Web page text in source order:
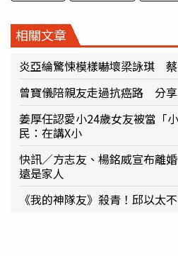
相關文章
炎亞綸驚悚模樣嚇壞梁詠琪
曾寶儀陪親友走過抗癌路 分享
姜厚任認愛小24歲女友被當「
民：在講X小
快訊／方志友、楊銘威宣布離
遠是家人
《我的神隊友》殺青！邱以太